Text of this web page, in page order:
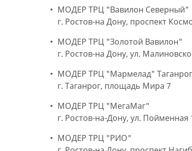
МОДЕР ТРЦ "Вавилон Северный"
г. Ростов-на Дону, проспект
МОДЕР ТРЦ "Золотой Вавилон"
г. Ростов-на Дону, ул.
МОДЕР ТРЦ "Мармелад" Таганрог
г. Таганрог, площадь Мира 7
МОДЕР ТРЦ "МегаМаг"
г. Ростов-на-Дону, ул. Пойменная
МОДЕР ТРЦ "РИО"